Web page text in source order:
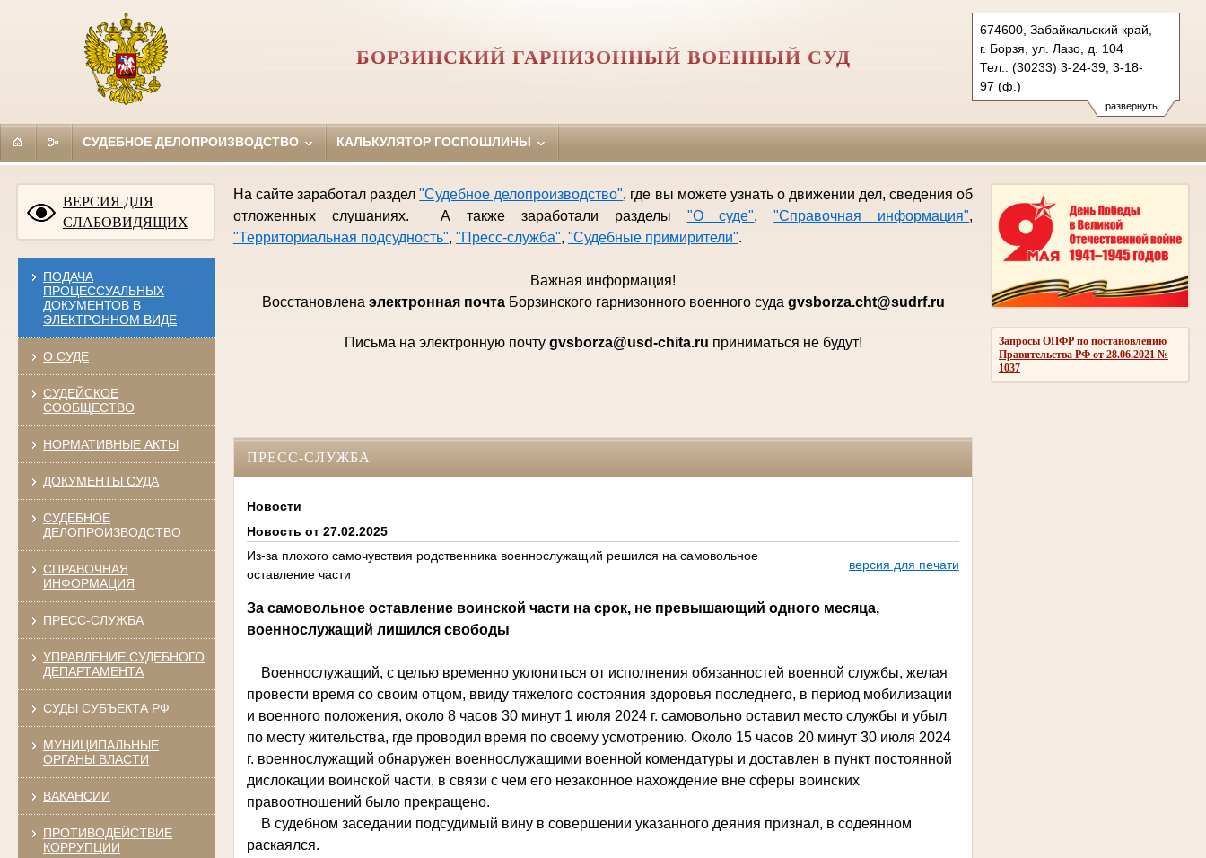
развернуть
674600, Забайкальский край,
г. Борзя, ул. Лазо, д. 104
Тел.: (30233) 3-24-39, 3-18-
97 (ф.)
gvsborza.cht@sudrf.ru
БОРЗИНСКИЙ ГАРНИЗОННЫЙ ВОЕННЫЙ СУД
СУДЕБНОЕ ДЕЛОПРОИЗВОДСТВО КАЛЬКУЛЯТОР ГОСПОШЛИНЫ
ВЕРСИЯ ДЛЯ
СЛАБОВИДЯЩИХ
ПОДАЧА
ПРОЦЕССУАЛЬНЫХ
ДОКУМЕНТОВ В
ЭЛЕКТРОННОМ ВИДЕ
О СУДЕ
СУДЕЙСКОЕ
СООБЩЕСТВО
НОРМАТИВНЫЕ АКТЫ
ДОКУМЕНТЫ СУДА
СУДЕБНОЕ
ДЕЛОПРОИЗВОДСТВО
СПРАВОЧНАЯ
ИНФОРМАЦИЯ
ПРЕСС-СЛУЖБА
УПРАВЛЕНИЕ СУДЕБНОГО
ДЕПАРТАМЕНТА
СУДЫ СУБЪЕКТА РФ
МУНИЦИПАЛЬНЫЕ
ОРГАНЫ ВЛАСТИ
ВАКАНСИИ
ПРОТИВОДЕЙСТВИЕ
КОРРУПЦИИ
Запросы ОПФР по постановлению
Правительства РФ от 28.06.2021 №
1037
На сайте заработал раздел"Судебное делопроизводство", где вы можете узнать о движении дел, сведения об
отложенных слушаниях. А также заработали разделы "О суде","Справочная информация",
"Территориальная подсудность", "Пресс-служба", "Судебные примирители".
Важная информация!
Восстановлена электронная почтаБорзинского гарнизонного военного суда gvsborza.cht@sudrf.ru
Письма на электронную почту gvsborza@usd-chita.ru приниматься не будут!
ПРЕСС-СЛУЖБА
Новости
Новость от 27.02.2025
Из-за плохого самочувствия родственника военнослужащий решился на самовольное
оставление части
версия для печати
За самовольное оставление воинской части на срок, не превышающий одного месяца,
военнослужащий лишился свободы
Военнослужащий, с целью временно уклониться от исполнения обязанностей военной службы, желая
провести время со своим отцом, ввиду тяжелого состояния здоровья последнего, в период мобилизации
и военного положения, около 8 часов 30 минут 1 июля 2024 г. самовольно оставил место службы и убыл
по месту жительства, где проводил время по своему усмотрению. Около 15 часов 20 минут 30 июля 2024
г. военнослужащий обнаружен военнослужащими военной комендатуры и доставлен в пункт постоянной
дислокации воинской части, в связи с чем его незаконное нахождение вне сферы воинских
правоотношений было прекращено.
В судебном заседании подсудимый вину в совершении указанного деяния признал, в содеянном
раскаялся.